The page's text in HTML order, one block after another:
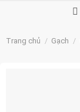
Trang chủ / Gạch /